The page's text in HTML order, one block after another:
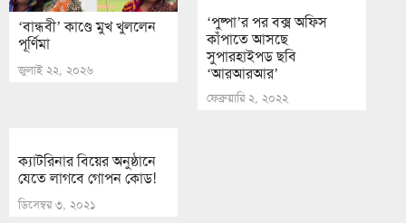
‘বান্ধবী’ কাণ্ডে মুখ খুললেন
পূর্ণিমা
জুলাই ২২, ২০২৬
‘পুষ্পা’র পর বক্স অফিস
কাঁপাতে আসছে
সুপারহাইপড ছবি
‘আরআরআর’
ফেব্রুয়ারি ২, ২০২২
ক্যাটরিনার বিয়ের অনুষ্ঠানে
যেতে লাগবে গোপন কোড!
ডিসেম্বর ৩, ২০২১